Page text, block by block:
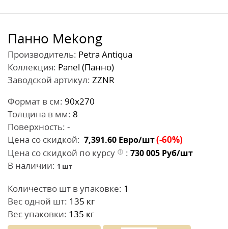
Панно Mekong
Производитель: Petra Antiqua
Коллекция: Panel (Панно)
Заводской артикул: ZZNR
Формат в см: 90x270
Толщина в мм: 8
Поверхность: -
Цена со скидкой: 7,391.60 Евро/шт(-60%)
Цена со скидкой по курсу
: 730 005 Руб/шт
В наличии: 1 шт
Количество шт в упаковке: 1
Вес одной шт: 135 кг
Вес упаковки: 135 кг